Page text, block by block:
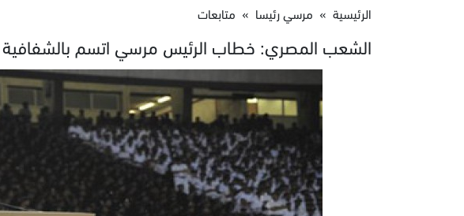
الرئيسية » مرسي رئيسا » متابعات
الشعب المصري: خطاب الرئيس مرسي اتسم بالشفافية